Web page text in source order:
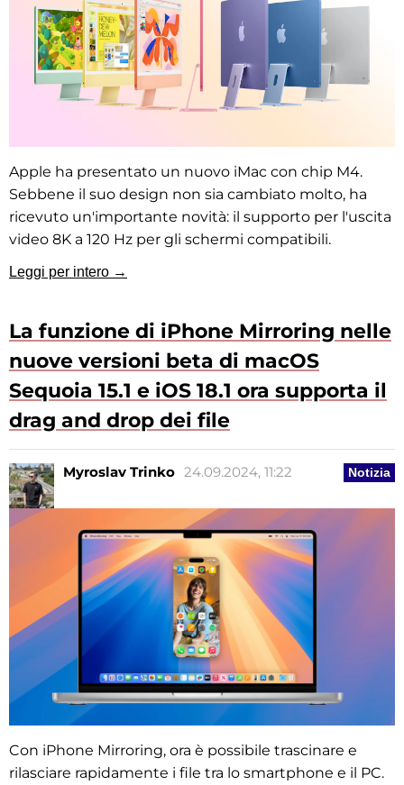
Apple ha presentato un nuovo iMac con chip M4.
Sebbene il suo design non sia cambiato molto, ha
ricevuto un'importante novità: il supporto per l'uscita
video 8K a 120 Hz per gli schermi compatibili.
Leggi per intero →
La funzione di iPhone Mirroring nelle
nuove versioni beta di macOS
Sequoia 15.1 e iOS 18.1 ora supporta il
drag and drop dei file
Notizia
Myroslav Trinko 24.09.2024, 11:22
Con iPhone Mirroring, ora è possibile trascinare e
rilasciare rapidamente i file tra lo smartphone e il PC.